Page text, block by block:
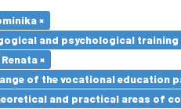
×
and psychological
×
of the vocational education
and practical areas of